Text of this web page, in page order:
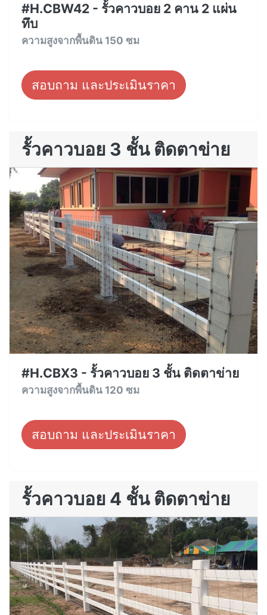
#H.CBW42 - รั้วคาวบอย 2 คาน 2 แผ่น
ทึบ
ความสูงจากพื้นดิน 150 ซม
สอบถาม และประเมินราคา
รั้วคาวบอย 3 ชั้น ติดตาข่าย
#H.CBX3 - รั้วคาวบอย 3 ชั้น ติดตาข่าย
ความสูงจากพื้นดิน 120 ซม
สอบถาม และประเมินราคา
รั้วคาวบอย 4 ชั้น ติดตาข่าย